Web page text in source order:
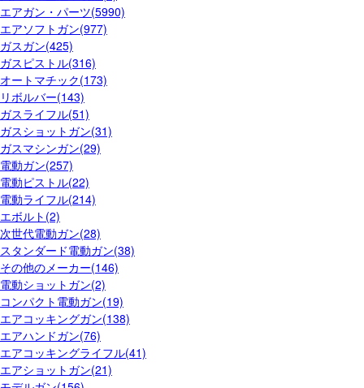
エアガン・パーツ(5990)
エアソフトガン(977)
ガスガン(425)
ガスピストル(316)
オートマチック(173)
リボルバー(143)
ガスライフル(51)
ガスショットガン(31)
ガスマシンガン(29)
電動ガン(257)
電動ピストル(22)
電動ライフル(214)
エボルト(2)
次世代電動ガン(28)
スタンダード電動ガン(38)
その他のメーカー(146)
電動ショットガン(2)
コンパクト電動ガン(19)
エアコッキングガン(138)
エアハンドガン(76)
エアコッキングライフル(41)
エアショットガン(21)